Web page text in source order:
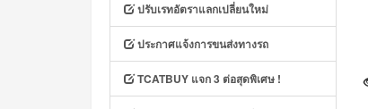
ปรับเรทอัตราแลกเปลี่ยนใหม่
ประกาศแจ้งการขนส่งทางรถ
TCATBUY แจก 3 ต่อสุดพิเศษ !